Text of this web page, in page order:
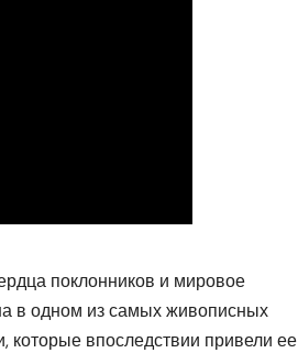
поклонников и мировое
в одном из самых живописных
которые впоследствии привели ее